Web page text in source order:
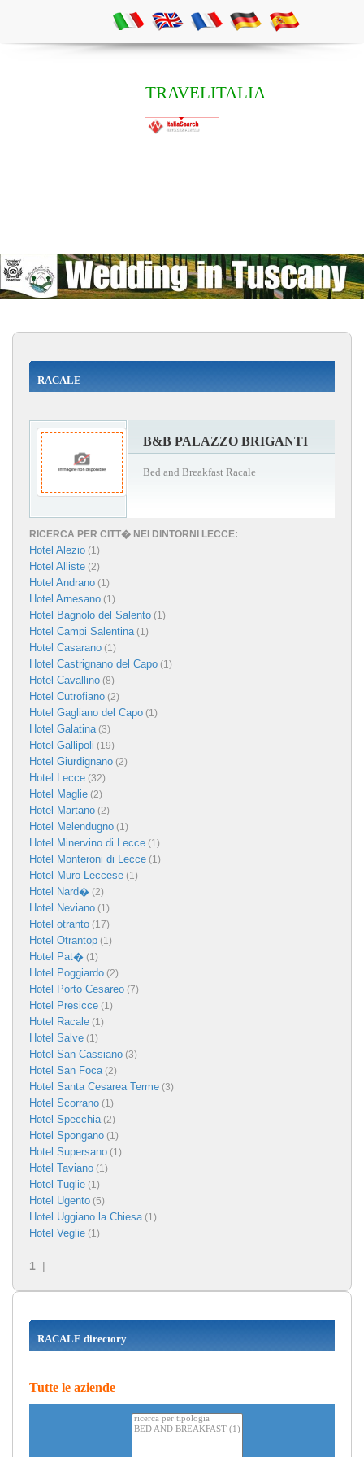
TRAVELITALIA
RACALE
B&B PALAZZO BRIGANTI
Bed and Breakfast Racale
RICERCA PER CITT� NEI DINTORNI LECCE:
Hotel Alezio (1)
Hotel Alliste (2)
Hotel Andrano (1)
Hotel Arnesano (1)
Hotel Bagnolo del Salento (1)
Hotel Campi Salentina(1)
Hotel Casarano (1)
Hotel Castrignano del Capo (1)
Hotel Cavallino (8)
Hotel Cutrofiano (2)
Hotel Gagliano del Capo (1)
Hotel Galatina(3)
Hotel Gallipoli (19)
Hotel Giurdignano (2)
Hotel Lecce (32)
Hotel Maglie (2)
Hotel Martano (2)
Hotel Melendugno (1)
Hotel Minervino di Lecce (1)
Hotel Monteroni di Lecce (1)
Hotel Muro Leccese (1)
Hotel Nard� (2)
Hotel Neviano (1)
Hotel otranto (17)
Hotel Otrantop (1)
Hotel Pat� (1)
Hotel Poggiardo (2)
Hotel Porto Cesareo (7)
Hotel Presicce (1)
Hotel Racale (1)
Hotel Salve (1)
Hotel San Cassiano (3)
Hotel San Foca(2)
Hotel Santa Cesarea Terme (3)
Hotel Scorrano (1)
Hotel Specchia(2)
Hotel Spongano (1)
Hotel Supersano (1)
Hotel Taviano (1)
Hotel Tuglie (1)
Hotel Ugento (5)
Hotel Uggiano la Chiesa(1)
Hotel Veglie (1)
1 |
RACALE directory
Tutte le aziende